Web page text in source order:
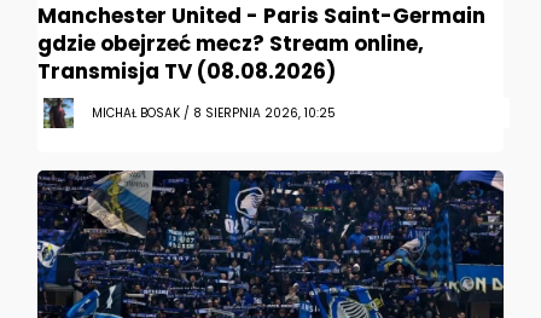
Manchester United - Paris Saint-Germain
gdzie obejrzeć mecz? Stream online,
Transmisja TV (08.08.2026)
MICHAŁ BOSAK / 8 SIERPNIA 2026, 10:25